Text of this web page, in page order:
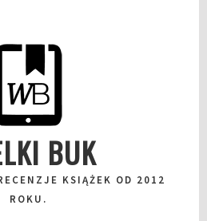
BUK
KSIĄŻEK OD 2012
ROKU.